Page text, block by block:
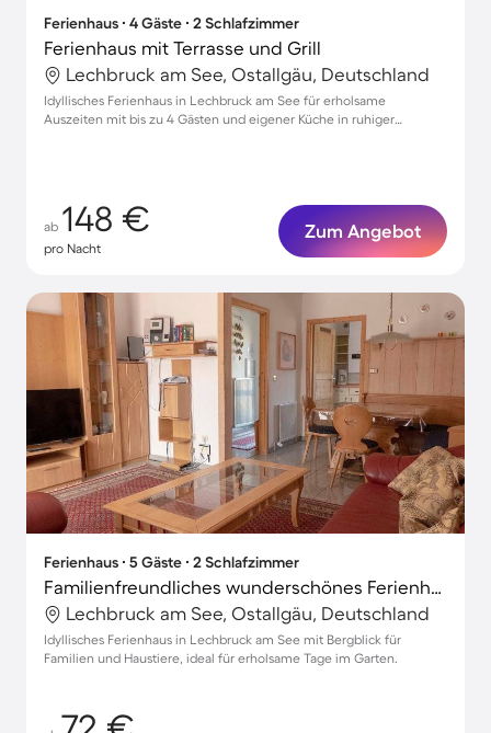
Ferienhaus ∙ 4 Gäste ∙ 2 Schlafzimmer
Ferienhaus mit Terrasse und Grill
Lechbruck am See, Ostallgäu, Deutschland
Idyllisches Ferienhaus in Lechbruck am See für erholsame
Auszeiten mit bis zu 4 Gästen und eigener Küche in ruhiger
ab 148 €
pro Nacht
Zum Angebot
Ferienhaus ∙ 5 Gäste ∙ 2 Schlafzimmer
Familienfreundliches wunderschönes Ferienhaus mit Terrasse und Garten | Bergblick | Hunde erlaubt
Lechbruck am See, Ostallgäu, Deutschland
Idyllisches Ferienhaus in Lechbruck am See mit Bergblick für
Familien und Haustiere, ideal für erholsame Tage im Garten.